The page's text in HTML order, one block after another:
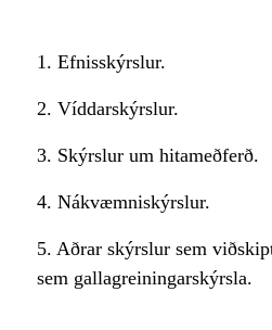
1. Efnisskýrslur.
2. Víddarskýrslur.
3. Skýrslur um hitameðferð.
4. Nákvæmniskýrslur.
5. Aðrar skýrslur sem
sem gallagreiningarskýrsla.